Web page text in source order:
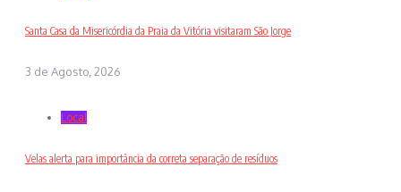
Santa Casa da Misericórdia da Praia da Vitória visitaram São Jorge
3 de Agosto, 2026
Local
Velas alerta para importância da correta separação de resíduos